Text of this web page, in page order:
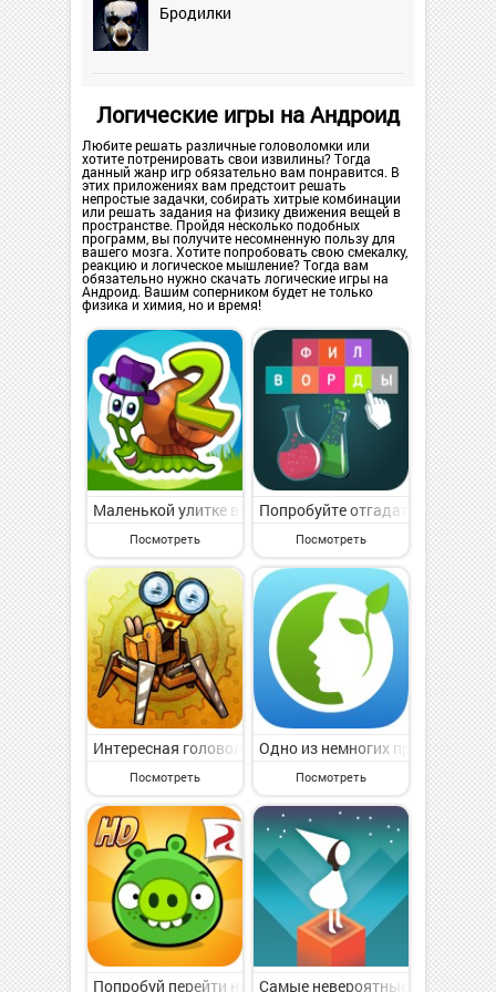
Бродилки
Логические игры на Андроид
Любите решать различные головоломки или
хотите потренировать свои извилины? Тогда
данный жанр игр обязательно вам понравится. В
этих приложениях вам предстоит решать
непростые задачки, собирать хитрые комбинации
или решать задания на физику движения вещей в
пространстве. Пройдя несколько подобных
программ, вы получите несомненную пользу для
вашего мозга. Хотите попробовать свою смекалку,
реакцию и логическое мышление? Тогда вам
обязательно нужно скачать логические игры на
Андроид. Вашим соперником будет не только
физика и химия, но и время!
Маленькой улитке вновь нужна ваша помощь!
Посмотреть
Попробуйте отгадать слова и
Посмотреть
Интересная головоломка с красивой графикой в
Посмотреть
Одно из немногих приложений,
Посмотреть
Попробуй перейти на сторону зла, там у свиней есть
Самые невероятные